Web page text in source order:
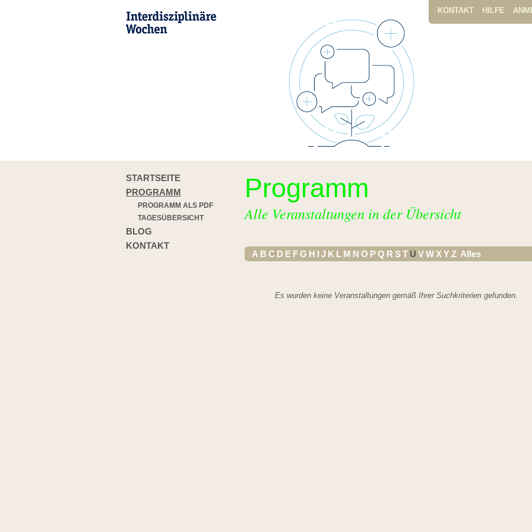
KONTAKT HILFE
STARTSEITE
PROGRAMM
PROGRAMM ALS PDF
TAGESÜBERSICHT
BLOG
KONTAKT
Programm
Alle Veranstaltungen in der Übersicht
A B C D E FG H I J K L M N O PQ R ST U VWXYZ Alles
Es wurden keine Veranstaltungen gemäß Ihrer Suchkriterien gefunden.